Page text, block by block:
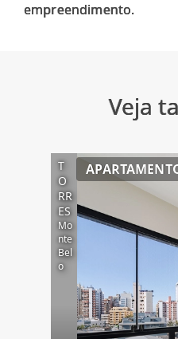
Veja
T
O
RR
ES
Mo
nte
Bel
o